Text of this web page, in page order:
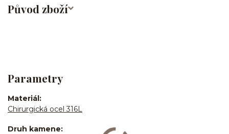
Původ zboží
Parametry
Materiál
Chirurgická ocel 316L
Druh kamene